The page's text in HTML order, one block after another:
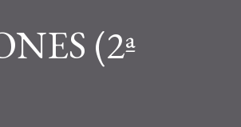
(2ª